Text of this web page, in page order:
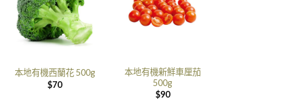
本地有機西蘭花 500g
$70
本地有機新鮮車厘茄
500g
$90